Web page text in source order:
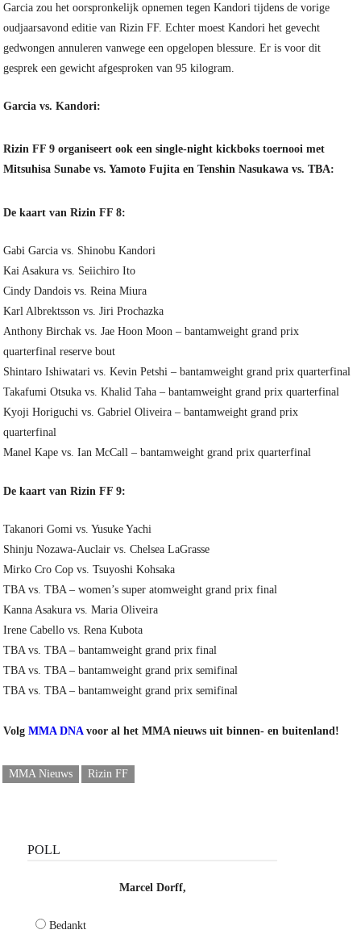
Garcia zou het oorspronkelijk opnemen tegen Kandori tijdens de vorige
oudjaarsavond editie van Rizin FF. Echter moest Kandori het gevecht
gedwongen annuleren vanwege een opgelopen blessure. Er is voor dit
gesprek een gewicht afgesproken van 95 kilogram.
Garcia vs. Kandori:
Rizin FF 9 organiseert ook een single-night kickboks toernooi met
Mitsuhisa Sunabe vs. Yamoto Fujita en Tenshin Nasukawa vs. TBA:
De kaart van Rizin FF 8:
Gabi Garcia vs. Shinobu Kandori
Kai Asakura vs. Seiichiro Ito
Cindy Dandois vs. Reina Miura
Karl Albrektsson vs. Jiri Prochazka
Anthony Birchak vs. Jae Hoon Moon – bantamweight grand prix
quarterfinal reserve bout
Shintaro Ishiwatari vs. Kevin Petshi – bantamweight grand prix quarterfinal
Takafumi Otsuka vs. Khalid Taha – bantamweight grand prix quarterfinal
Kyoji Horiguchi vs. Gabriel Oliveira – bantamweight grand prix
quarterfinal
Manel Kape vs. Ian McCall – bantamweight grand prix quarterfinal
De kaart van Rizin FF 9:
Takanori Gomi vs. Yusuke Yachi
Shinju Nozawa-Auclair vs. Chelsea LaGrasse
Mirko Cro Cop vs. Tsuyoshi Kohsaka
TBA vs. TBA – women’s super atomweight grand prix final
Kanna Asakura vs. Maria Oliveira
Irene Cabello vs. Rena Kubota
TBA vs. TBA – bantamweight grand prix final
TBA vs. TBA – bantamweight grand prix semifinal
TBA vs. TBA – bantamweight grand prix semifinal
VolgMMA DNA voor al het MMA nieuws uit binnen- en buitenland!
MMA Nieuws Rizin FF
POLL
Marcel Dorff,
Bedankt